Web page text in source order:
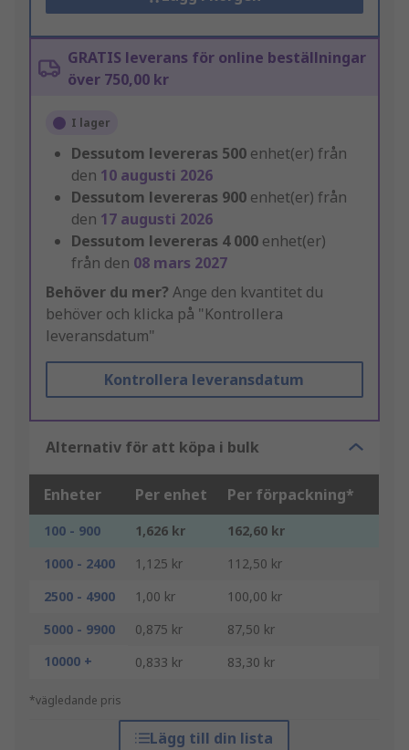
GRATIS leverans för online beställningar
över 750,00 kr
I lager
Dessutom levereras 500 enhet(er) från
den 10 augusti 2026
Dessutom levereras 900 enhet(er) från
den 17 augusti 2026
Dessutom levereras 4 000 enhet(er)
från den 08 mars 2027
Behöver du mer? Ange den kvantitet du
behöver och klicka på "Kontrollera
leveransdatum"
Kontrollera leveransdatum
Alternativ för att köpa i bulk
Enheter Per enhet Per förpackning*
100 - 900 1,626 kr
162,60 kr
1000 - 2400
1,125 kr
112,50 kr
2500 - 4900
1,00 kr
100,00 kr
5000 - 9900
0,875 kr
87,50 kr
10000 +
0,833 kr 83,30 kr
*vägledande pris
Lägg till din lista